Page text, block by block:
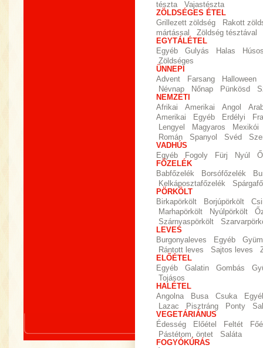
tészta
Vajastészta
ZÖLDSÉGES ÉTEL
Grillezett zöldség
Rakott
mártással
Zöldség tésztával
EGYTÁLÉTEL
Egyéb
Gulyás Halas
Zöldséges
ÜNNEPI
Advent
Farsang
Halloween
Névnap
Nőnap Pünkösd
NEMZETI
Afrikai
Amerikai Angol
Amerikai
Egyéb Erdélyi
Lengyel
Magyaros
Mexikói
Román
Spanyol Svéd
VADHÚS
Egyéb
Fogoly Fürj Nyúl
FŐZELÉK
Babfőzelék
Borsófőzelék
Kelkáposztafőzelék
PÖRKÖLT
Birkapörkölt
Borjúpörkölt
Marhapörkölt
Nyúlpörkölt
Szárnyaspörkölt
LEVES
Burgonyaleves
Egyéb
Rántott leves
Sajtos leves
ELŐÉTEL
Egyéb
Galatin Gombás
Tojásos
HALÉTEL
Angolna
Busa Csuka
Lazac
Pisztráng Ponty
VEGETÁRIÁNUS
Édesség
Előétel Feltét
Pástétom, öntet
Saláta
FOGYÓKÚRÁS